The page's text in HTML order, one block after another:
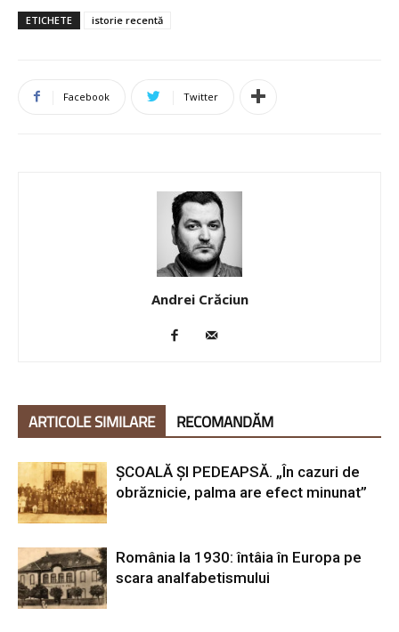
ETICHETE istorie recentă
Facebook Twitter
Andrei Crăciun
ARTICOLE SIMILARE RECOMANDĂM
ȘCOALĂ ȘI PEDEAPSĂ. „În cazuri de
obrăznicie, palma are efect minunat”
România la 1930: întâia în Europa pe
scara analfabetismului